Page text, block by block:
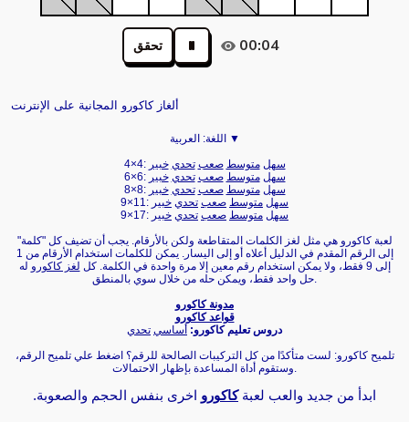
تحقق 00:04
ألغاز كاكورو المجانية على الإنترنت
اللغة:
العربية ▼
4×4:
سهل متوسط صعب تحدي خبير
6×6:
سهل متوسط صعب تحدي خبير
8×8:
سهل متوسط صعب تحدي خبير
9×11:
سهل متوسط صعب تحدي خبير
9×17:
سهل متوسط صعب تحدي خبير
لعبة كاكورو هي مثل لغز الكلمات المتقاطعة ولكن بالأرقام. يجب أن تضيف كل "كلمة"
إلى الرقم المقدم في الدليل أعلاه أو إلى اليسار. يمكن للكلمات استخدام الأرقام من 1
إلى 9 فقط، ولا يمكن استخدام رقم معين إلا مرة واحدة في الكلمة. كل
لغز كاكورو له
حل واحد فقط، ويمكن حله من خلال سوي بالمنطق.
مدونة كاكورو
قواعد كاكورو
دروس تعليم كاكورو: أساسي تحدي
تلميح كاكورو: لست متأكدًا من كل التركيبات الصالحة للرقم؟ اضغط علي تلميح الرقم،
وستقوم أداة المساعدة بإظهار الاحتمالات.
ابدأ من جديد والعب لعبةكاكورو اخرى بنفس الحجم والصعوبة.‏